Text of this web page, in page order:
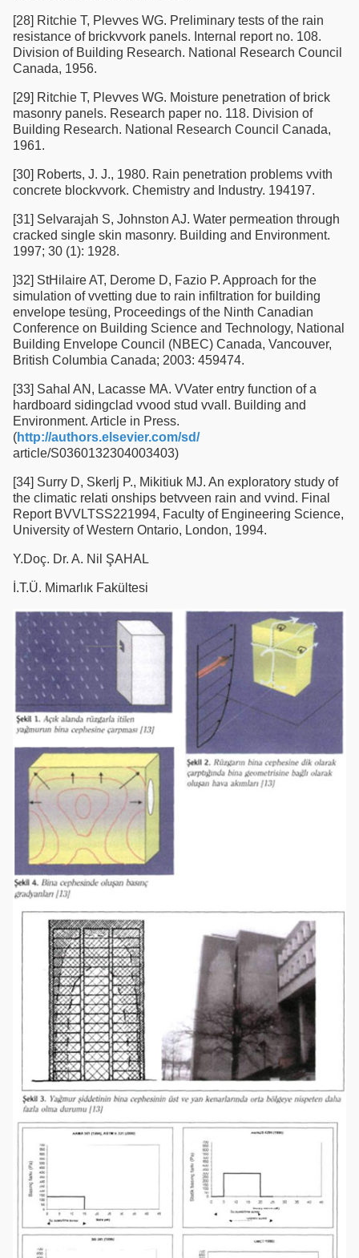
[28] Ritchie T, Plevves WG. Preliminary tests of the rain
resistance of brickvvork panels. Internal report no. 108.
Division of Building Research. National Research Council
Canada, 1956.
[29] Ritchie T, Plevves WG. Moisture penetration of brick
masonry panels. Research paper no. 118. Division of
Building Research. National Research Council Canada,
1961.
[30] Roberts, J. J., 1980. Rain penetration problems vvith
concrete blockvvork. Chemistry and Industry. 194197.
[31] Selvarajah S, Johnston AJ. Water permeation through
cracked single skin masonry. Building and Environment.
1997; 30 (1): 1928.
]32] StHilaire AT, Derome D, Fazio P. Approach for the
simulation of vvetting due to rain infiltration for building
envelope tesüng, Proceedings of the Ninth Canadian
Conference on Building Science and Technology, National
Building Envelope Council (NBEC) Canada, Vancouver,
British Columbia Canada; 2003: 459474.
[33] Sahal AN, Lacasse MA. VVater entry function of a
hardboard sidingclad vvood stud vvall. Building and
Environment. Article in Press.
(http://authors.elsevier.com/sd/
article/S0360132304003403)
[34] Surry D, Skerlj P., Mikitiuk MJ. An exploratory study of
the climatic relati onships betvveen rain and vvind. Final
Report BVVLTSS221994, Faculty of Engineering Science,
University of Western Ontario, London, 1994.
Y.Doç. Dr. A. Nil ŞAHAL
İ.T.Ü. Mimarlık Fakültesi